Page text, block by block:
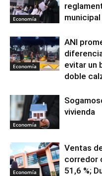
Economía
Economía
ANI
evitar un
doble
Economía
vivienda
Economía
Ventas
corredor
51,6 %;